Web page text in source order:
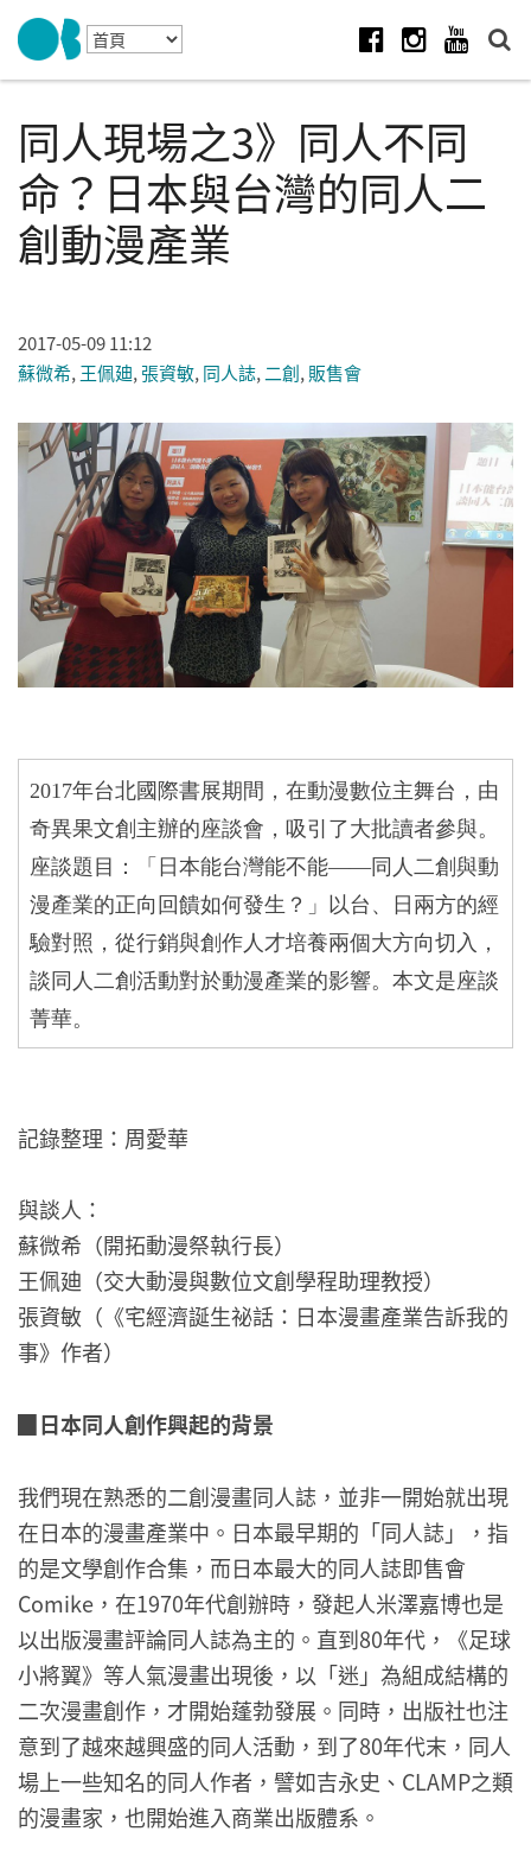
Skip to navigation
移至主內容
同人現場之3》同人不同
命？日本與台灣的同人二
創動漫產業
2017-05-09 11:12
蘇微希, 王佩廸, 張資敏, 同人誌, 二創, 販售會
2017年台北國際書展期間，在動漫數位主舞台，由
奇異果文創主辦的座談會，吸引了大批讀者參與。
座談題目：「日本能台灣能不能——同人二創與動
漫產業的正向回饋如何發生？」以台、日兩方的經
驗對照，從行銷與創作人才培養兩個大方向切入，
談同人二創活動對於動漫產業的影響。本文是座談
菁華。
記錄整理：周愛華
與談人：
蘇微希（開拓動漫祭執行長）
王佩廸（交大動漫與數位文創學程助理教授）
張資敏（《宅經濟誕生祕話：日本漫畫產業告訴我的
事》作者）
▉日本同人創作興起的背景
我們現在熟悉的二創漫畫同人誌，並非一開始就出現
在日本的漫畫產業中。日本最早期的「同人誌」，指
的是文學創作合集，而日本最大的同人誌即售會
Comike，在1970年代創辦時，發起人米澤嘉博也是
以出版漫畫評論同人誌為主的。直到80年代，《足球
小將翼》等人氣漫畫出現後，以「迷」為組成結構的
二次漫畫創作，才開始蓬勃發展。同時，出版社也注
意到了越來越興盛的同人活動，到了80年代末，同人
場上一些知名的同人作者，譬如吉永史、CLAMP之類
的漫畫家，也開始進入商業出版體系。